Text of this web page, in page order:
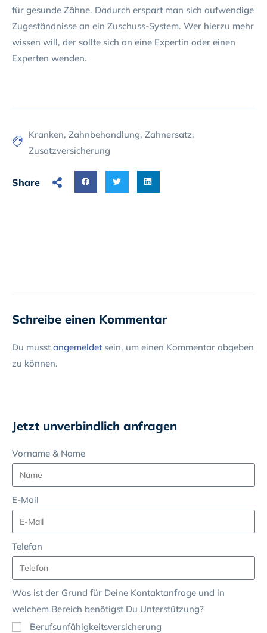
für gesunde Zähne. Dadurch erspart man sich aufwendige
Zugeständnisse an ein Zuschuss-System. Wer hierzu mehr
wissen will, der sollte sich an eine Expertin oder einen
Experten wenden.
Kranken, Zahnbehandlung, Zahnersatz,
Zusatzversicherung
Share
Schreibe einen Kommentar
Du musst angemeldet sein, um einen Kommentar abgeben
zu können.
Jetzt unverbindlich anfragen
Vorname & Name
E-Mail
Telefon
Was ist der Grund für Deine Kontaktanfrage und in
welchem Bereich benötigst Du Unterstützung?
Berufsunfähigkeitsversicherung